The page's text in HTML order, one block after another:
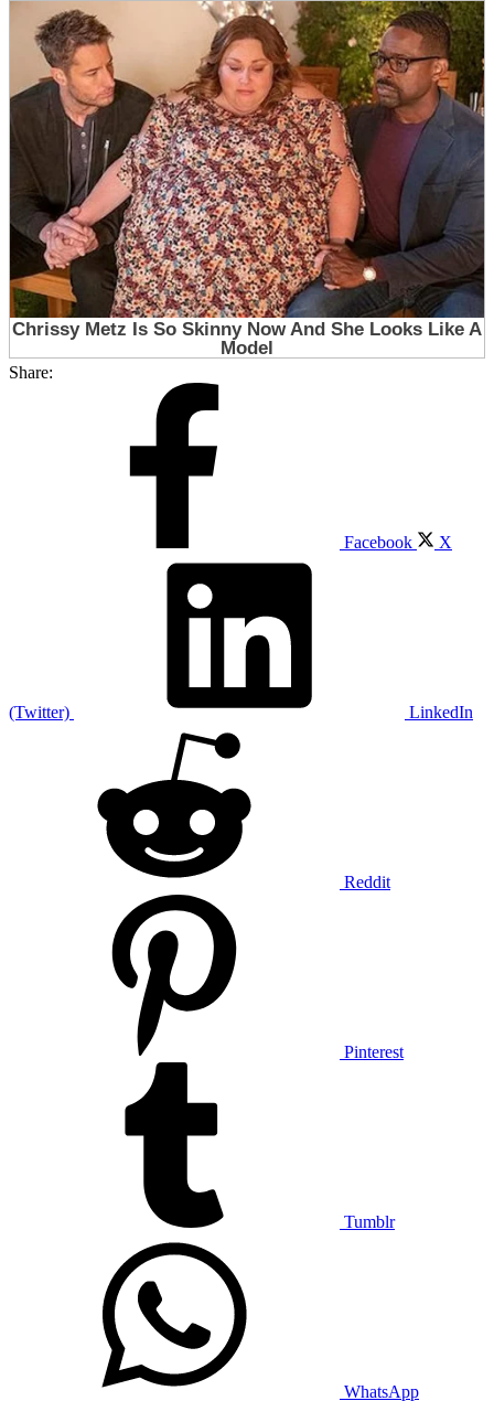
Share:
Facebook X
(Twitter) LinkedIn
Reddit
Pinterest
Tumblr
WhatsApp